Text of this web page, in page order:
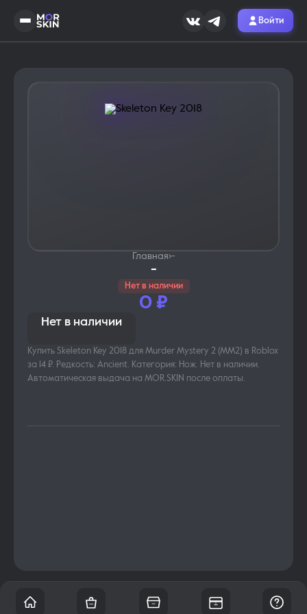
Войти
Главная›-
-
Нет в наличии
0 ₽
Нет в наличии
Купить Skeleton Key 2018 для Murder Mystery 2 (MM2) в Roblox
за 14 ₽. Редкость: Ancient. Категория: Нож. Нет в наличии.
Автоматическая выдача на MOR.SKIN после оплаты.